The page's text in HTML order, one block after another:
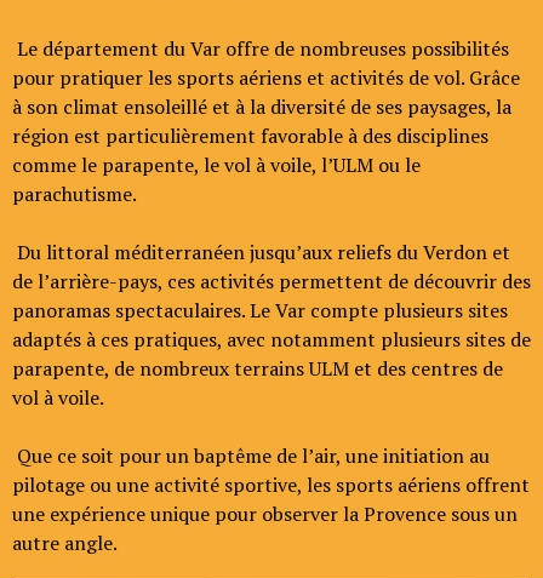
Le département du Var offre de nombreuses possibilités
pour pratiquer les sports aériens et activités de vol. Grâce
à son climat ensoleillé et à la diversité de ses paysages, la
région est particulièrement favorable à des disciplines
comme le parapente, le vol à voile, l’ULM ou le
parachutisme.
Du littoral méditerranéen jusqu’aux reliefs du Verdon et
de l’arrière-pays, ces activités permettent de découvrir des
panoramas spectaculaires. Le Var compte plusieurs sites
adaptés à ces pratiques, avec notamment plusieurs sites de
parapente, de nombreux terrains ULM et des centres de
vol à voile.
Que ce soit pour un baptême de l’air, une initiation au
pilotage ou une activité sportive, les sports aériens offrent
une expérience unique pour observer la Provence sous un
autre angle.